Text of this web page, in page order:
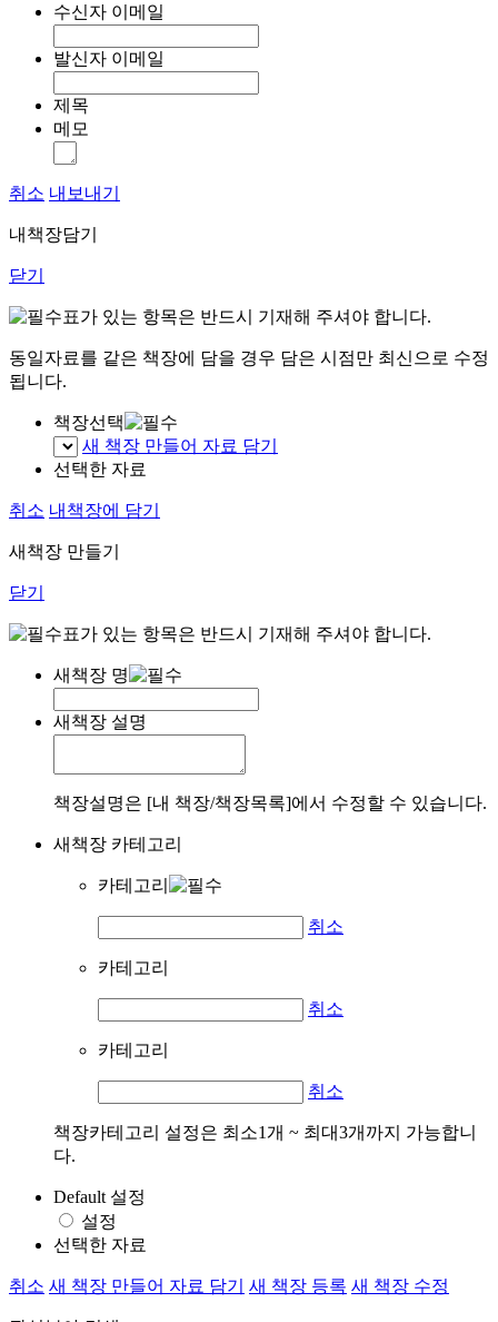
수신자 이메일
발신자 이메일
제목
메모
취소 내보내기
내책장담기
닫기
표가 있는 항목은 반드시 기재해 주셔야 합니다.
동일자료를 같은 책장에 담을 경우 담은 시점만 최신으로 수정
됩니다.
책장선택
새 책장 만들어 자료 담기
선택한 자료
취소 내책장에 담기
새책장 만들기
닫기
표가 있는 항목은 반드시 기재해 주셔야 합니다.
새책장 명
새책장 설명
책장설명은 [내 책장/책장목록]에서 수정할 수 있습니다.
새책장 카테고리
카테고리
취소
카테고리
취소
카테고리
취소
책장카테고리 설정은 최소1개 ~ 최대3개까지 가능합니
다.
Default 설정
설정
선택한 자료
취소 새 책장 만들어 자료 담기 새 책장 등록 새 책장 수정